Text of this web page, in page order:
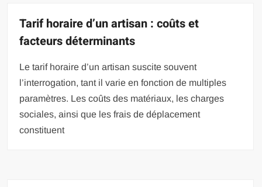
Tarif horaire d’un artisan : coûts et
facteurs déterminants
Le tarif horaire d’un artisan suscite souvent
l’interrogation, tant il varie en fonction de multiples
paramètres. Les coûts des matériaux, les charges
sociales, ainsi que les frais de déplacement
constituent